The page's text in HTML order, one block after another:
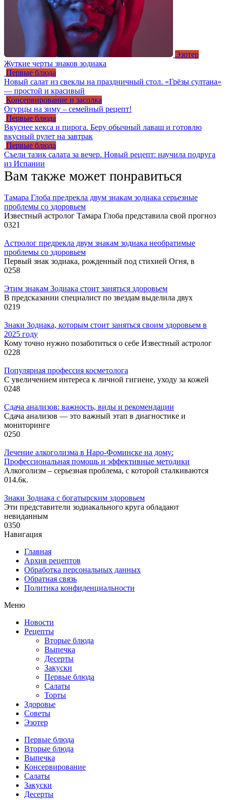
Эзотер
Жуткие черты знаков зодиака
Первые блюда
Новый салат из свеклы на праздничный стол. «Грёзы султана»
— простой и красивый
Консервирование и засолка
Огурцы на зиму – семейный рецепт!
Первые блюда
Вкуснее кекса и пирога. Беру обычный лаваш и готовлю
вкусный рулет на завтрак
Первые блюда
Съели тазик салата за вечер. Новый рецепт: научила подруга
из Испании
Вам также может понравиться
Тамара Глоба предрекла двум знакам зодиака серьезные
проблемы со здоровьем
Известный астролог Тамара Глоба представила свой прогноз
0321
Астролог предрекла двум знакам зодиака необратимые
проблемы со здоровьем
Первый знак зодиака, рожденный под стихией Огня, в
0258
Этим знакам Зодиака стоит заняться здоровьем
В предсказании специалист по звездам выделила двух
0219
Знаки Зодиака, которым стоит заняться своим здоровьем в
2025 году
Кому точно нужно позаботиться о себе Известный астролог
0228
Популярная профессия косметолога
С увеличением интереса к личной гигиене, уходу за кожей
0248
Сдача анализов: важность, виды и рекомендации
Сдача анализов — это важный этап в диагностике и
мониторинге
0250
Лечение алкоголизма в Наро-Фоминске на дому:
Профессиональная помощь и эффективные методики
Алкоголизм – серьезная проблема, с которой сталкиваются
014.6к.
Знаки Зодиака с богатырским здоровьем
Эти представители зодиакального круга обладают
невиданным
0350
Навигация
Главная
Архив рецептов
Обработка персональных данных
Обратная связь
Политика конфиденциальности
Меню
Новости
Рецепты
Вторые блюда
Выпечка
Десерты
Закуски
Первые блюда
Салаты
Торты
Здоровье
Советы
Эзотер
Первые блюда
Вторые блюда
Выпечка
Консервирование
Салаты
Закуски
Десерты